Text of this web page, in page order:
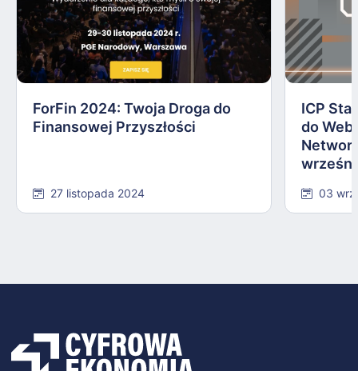
ForFin 2024: Twoja Droga do
Finansowej Przyszłości
27 listopada 2024
ICP
do
03